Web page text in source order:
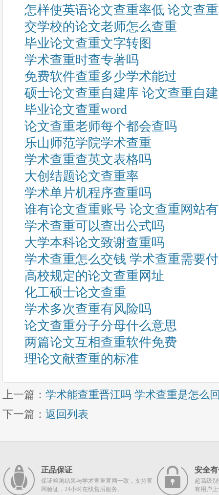
怎样使英语论文查重率低 论文查
交学校的论文老师怎么查重
毕业论文查重文字转图
学术查重时查专著吗
免费软件查重多少学术能过
硕士论文查重自建库 论文查重自
毕业论文查重word
论文查重老师每个都会查吗
乐山师范学院学术查重
学术查重查英文表格吗
大创结题论文查重率
学术单片机程序查重吗
谁有论文查重账号 论文查重网站
学术查重可以查出公式吗
大学本科论文致谢查重吗
学术查重怎么交钱 学术查重需要
高校规定的论文查重网址
化工硕士论文查重
学术多次查重有风险吗
论文查重分子分母什么意思
两篇论文互相查重软件免费
理论文献查重的标准
上一篇： 学术能查重晋江吗 学术查重是怎么
下一篇： 返回列表
正品保证
保证检测结果与学术查重官网一致，支持官
网验证，24小时在线售后服务。
安全
超高级
有用户